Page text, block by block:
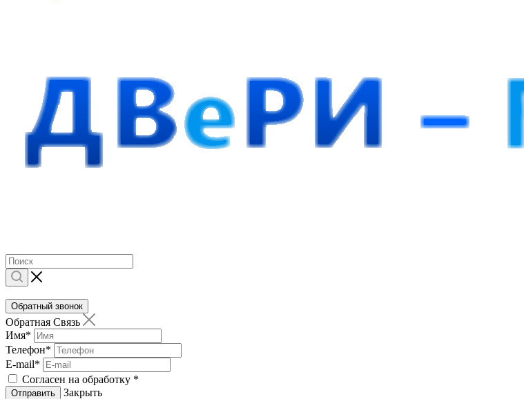
Обратный звонок
Обратная Связь
Имя*
Телефон*
E-mail*
Согласен на обработку *
Отправить
Закрыть